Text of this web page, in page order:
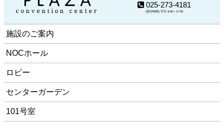
025-273-4181
(受付時間) 平日 9:00～17:00
施設のご案内
NOCホール
ロビー
センターガーデン
101号室